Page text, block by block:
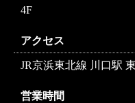
4F
アクセス
JR京浜東北線 川口駅
営業時間